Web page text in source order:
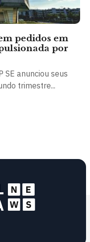
pedidos em
por
SE anunciou seus
trimestre...